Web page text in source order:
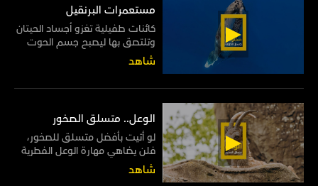
مستعمرات البرنقيل
كائنات طفيلية تغزو أجساد الحيتان
وتلتصق بها ليصبح جسم الحوت
موطنًا لها مدى الحياة
شاهد
الوعل.. متسلق الصخور
لو أتيت بأفضل متسلق للصخور،
فلن يضاهي مهارة الوعل الفطرية
في السير على المنحدرات الصخرية
بكل سهولة وأريحية
شاهد